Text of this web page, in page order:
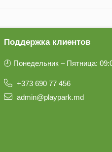
Поддержка клиентов
🕘 Понедельник – Пятница:
+373 690 77 456
admin@playpark.md